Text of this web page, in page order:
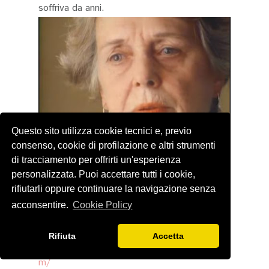
Questo sito utilizza cookie tecnici e, previo
consenso, cookie di profilazione e altri strumenti
di tracciamento per offrirti un'esperienza
personalizzata. Puoi accettare tutti i cookie,
rifiutarli oppure continuare la navigazione senza
acconsentire. Cookie Policy
Rifiuta Accetta
soffriva da anni.
ULTIMO MA NON PER IMPORTANZA
Se volete rimanere aggiornati sui miei articoli
potete iscrivervi alla Newsletter che ho
creato, è sufficiente cliccare su questo link
https://blogfrivolopergenteseria.substack.co
m/